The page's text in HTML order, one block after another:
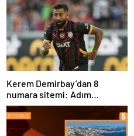
Kerem Demirbay’dan 8
numara sitemi: Adım
Kereminho olsaydı…